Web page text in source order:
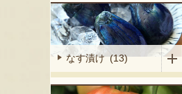
なす漬け (13)